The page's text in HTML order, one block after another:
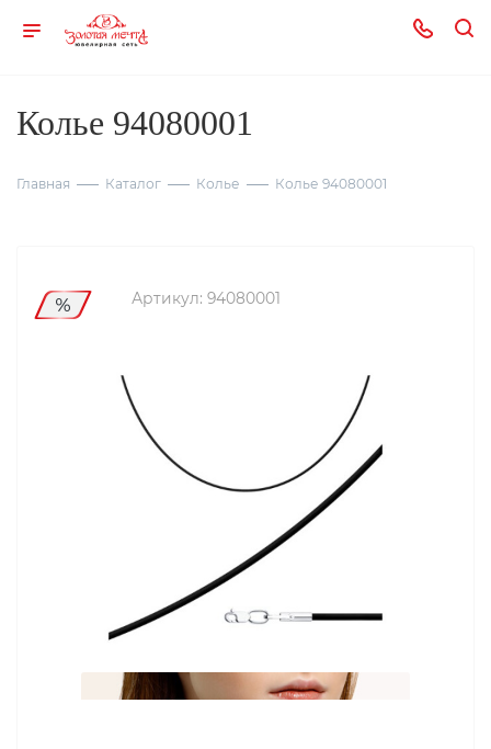
Колье 94080001
Главная Каталог Колье Колье 94080001
Артикул: 94080001